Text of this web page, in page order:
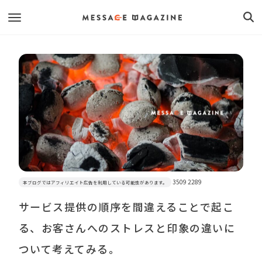
本ブログではアフィリエイト広告を利用している可能性があります。 3509 2289
サービス提供の順序を間違えることで起こ
る、お客さんへのストレスと印象の違いに
ついて考えてみる。